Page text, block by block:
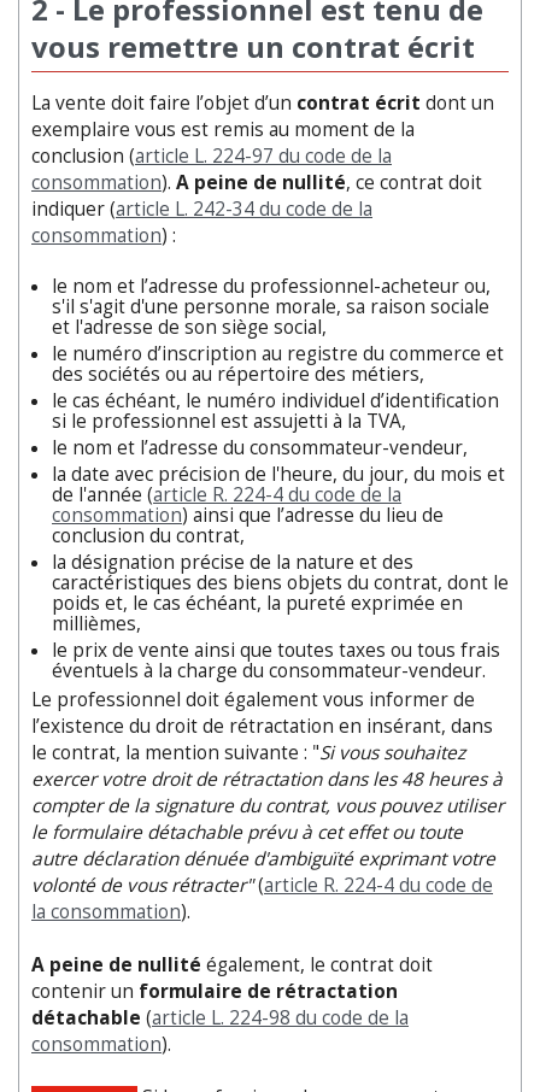
2 - Le professionnel est tenu de
vous remettre un contrat écrit
La vente doit faire l’objet d’un contrat écrit dont un
exemplaire vous est remis au moment de la
conclusion (article L. 224-97 du code de la
consommation). A peine de nullité, ce contrat doit
indiquer (article L. 242-34 du code de la
consommation) :
le nom et l’adresse du professionnel-acheteur ou,
s'il s'agit d'une personne morale, sa raison sociale
et l'adresse de son siège social,
le numéro d’inscription au registre du commerce et
des sociétés ou au répertoire des métiers,
le cas échéant, le numéro individuel d’identification
si le professionnel est assujetti à la TVA,
le nom et l’adresse du consommateur-vendeur,
la date avec précision de l'heure, du jour, du mois et
de l'année (article R. 224-4 du code de la
consommation) ainsi que l’adresse du lieu de
conclusion du contrat,
la désignation précise de la nature et des
caractéristiques des biens objets du contrat, dont le
poids et, le cas échéant, la pureté exprimée en
millièmes,
le prix de vente ainsi que toutes taxes ou tous frais
éventuels à la charge du consommateur-vendeur.
Le professionnel doit également vous informer de
l’existence du droit de rétractation en insérant, dans
le contrat, la mention suivante : "Si vous souhaitez
exercer votre droit de rétractation dans les 48 heuresà
compter de la signature du contrat, vous pouvez utiliser
le formulaire détachable prévu à cet effet ou toute
autre déclaration dénuée d'ambiguïté exprimant votre
volonté de vous rétracter"(article R. 224-4 du code de
la consommation).
A peine de nullité également, le contrat doit
contenir un formulaire de rétractation
détachable (article L. 224-98 du code de la
consommation).